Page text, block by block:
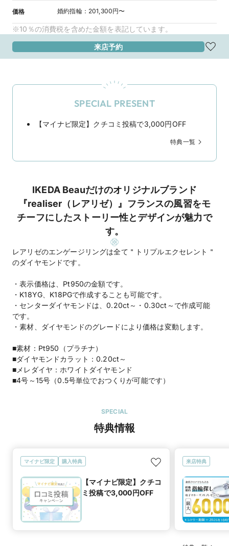
価格 婚約指輪： 201,300円〜
※10％の消費税を含めた金額を表記しています。
来店予約
SPECIAL PRESENT
【マイナビ限定】クチコミ投稿で3,000円OFF
特典一覧
IKEDA Beauだけのオリジナルブランド
『realiser（レアリゼ）』フランスの風習をモ
チーフにしたストーリー性とデザインが魅力で
す。
レアリゼのエンゲージリングは全て＂トリプルエクセレント＂
のダイヤモンドです。
・表示価格は、Pt950の金額です。
・K18YG、K18PGで作成することも可能です。
・センターダイヤモンドは、0.20ct～・0.30ct～で作成可能
です。
・素材、ダイヤモンドのグレードにより価格は変動します。
■素材：Pt950（プラチナ）
■ダイヤモンドカラット：0.20ct～
■メレダイヤ：ホワイトダイヤモンド
■4号～15号（0.5号単位でおつくりが可能です）
SPECIAL
特典情報
マイナビ限定 購入特典
【マイナビ限定】クチコ
ミ投稿で3,000円OFF
来店特典